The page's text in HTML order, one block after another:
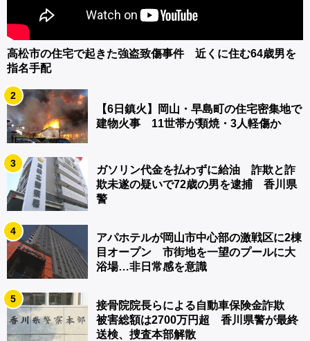
高松市の住宅で起きた強盗致傷事件 近くに住む64歳男を
指名手配
2
【6日鎮火】岡山・早島町の住宅密集地で
建物火事 11世帯が類焼・3人軽傷か
3
ガソリン代金を払わずに給油 詐欺と詐
欺未遂の疑いで72歳の男を逮捕 香川県
警
4
アパホテルが岡山市中心部の激戦区に2棟
目オープン 市街地を一望のプールに大
浴場…非日常感を意識
5
接骨院院長らによる自動車保険金詐欺
被害総額は2700万円超 香川県警が最終
送検、捜査本部解散